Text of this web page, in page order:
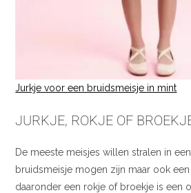
Jurkje voor een bruidsmeisje in mint
JURKJE, ROKJE OF
De meeste meisjes willen stralen in
bruidsmeisje mogen zijn maar ook
daaronder een rokje of broekje is een